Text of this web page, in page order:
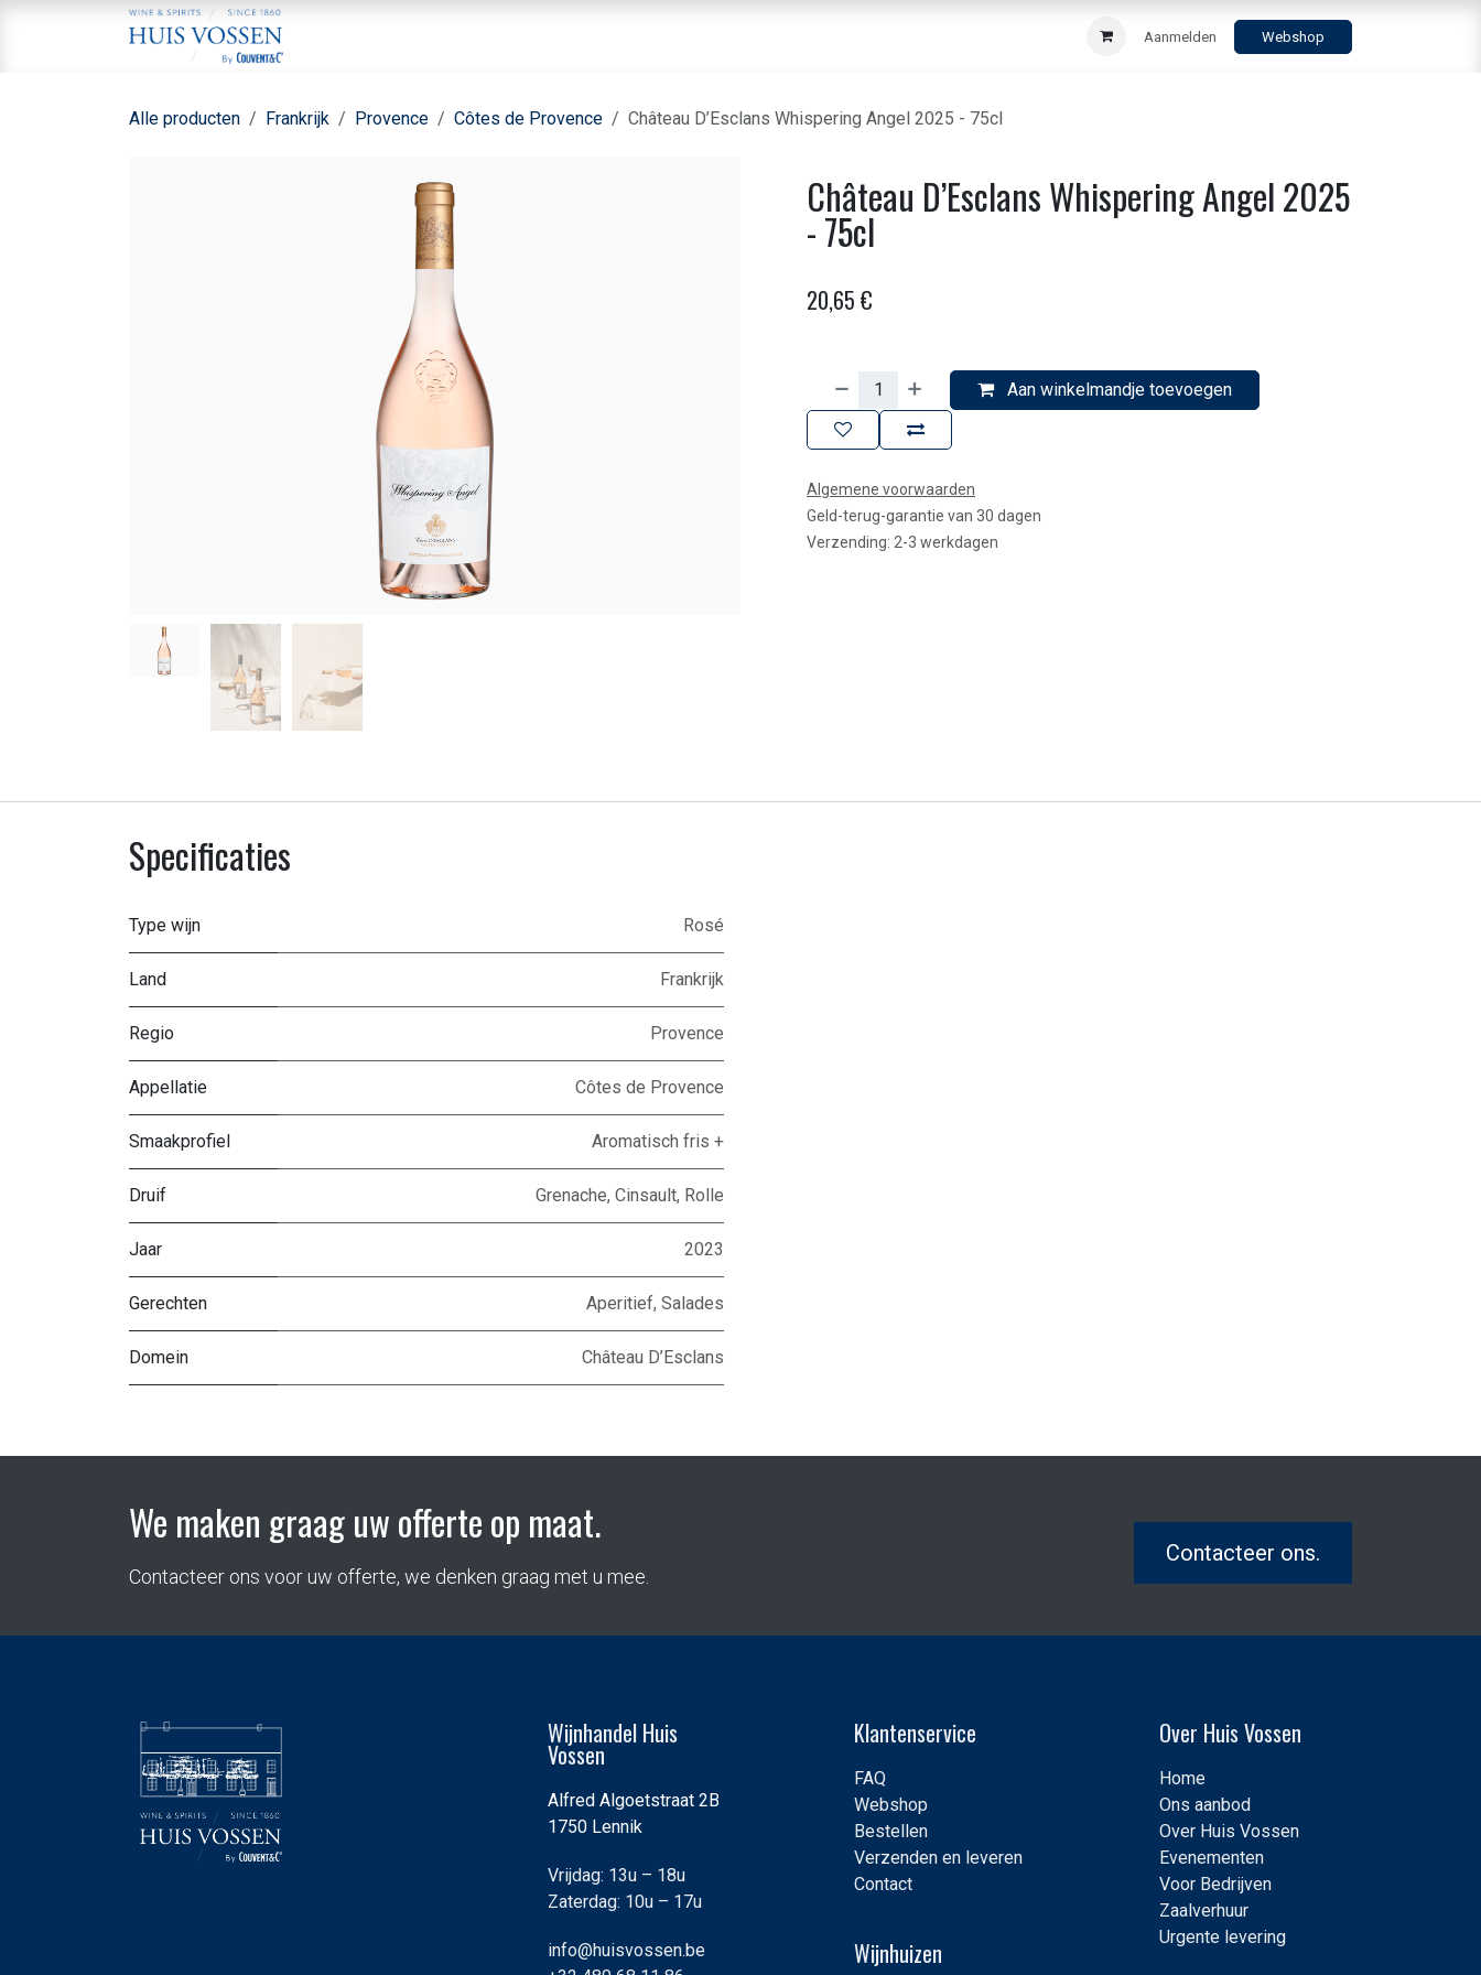
Overslaan naar inhoud
Aanmelden Webshop
Alle producten Frankrijk Provence Côtes de Provence Château D’Esclans Whispering Angel 2025 - 75cl
Château D’Esclans Whispering Angel 2025
- 75cl
20,65 €
Aan winkelmandje toevoegen
Algemene voorwaarden
Geld-terug-garantie van 30 dagen
Verzending: 2-3 werkdagen
Specificaties
Type wijn Rosé
Land Frankrijk
Regio Provence
Appellatie Côtes de Provence
Smaakprofiel Aromatisch fris +
Druif Grenache, Cinsault, Rolle
Jaar 2023
Gerechten Aperitief, Salades
Domein Château D’Esclans
We maken graag uw offerte op maat.
Contacteer ons voor uw offerte, we denken graag met u mee.
Contacteer ons.
Over Huis Vossen
Home
Ons aanbod
Over Huis Vossen
Evenementen
Voor Bedrijven
Zaalverhuur
Urgente levering
Wijnhandel Huis
Vossen
Alfred Algoetstraat 2B
1750 Lennik
Vrijdag: 13u – 18u
Zaterdag: 10u – 17u
info@huisvossen.be
Klantenservice
FAQ
Webshop
Bestellen
Verzenden en leveren
Contact
Wijnhuizen